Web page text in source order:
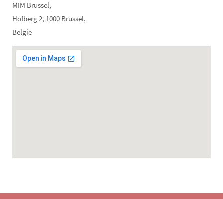
MIM Brussel,
Hofberg 2, 1000 Brussel,
België